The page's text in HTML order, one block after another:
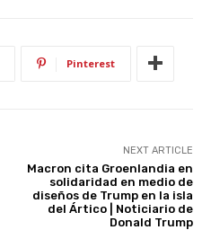
Pinterest
NEXT ARTICLE
Macron cita Groenlandia en
solidaridad en medio de
diseños de Trump en la isla
del Ártico | Noticiario de
Donald Trump